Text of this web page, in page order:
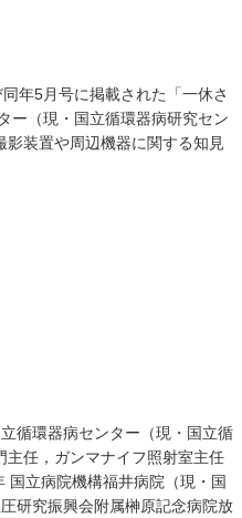
年5月号に掲載された「一休さ
ー（現・国立循環器病研究セン
影装置や周辺機器に関する知見
循環器病センター（現・国立循
任，ガンマナイフ照射室主任
国立病院機構福井病院（現・国
研究振興会附属榊原記念病院放